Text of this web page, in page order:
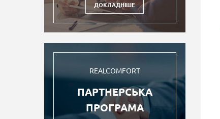
ДОКЛАДНІШЕ
REALCOMFORT
ПАРТНЕРСЬКА
ПРОГРАМА